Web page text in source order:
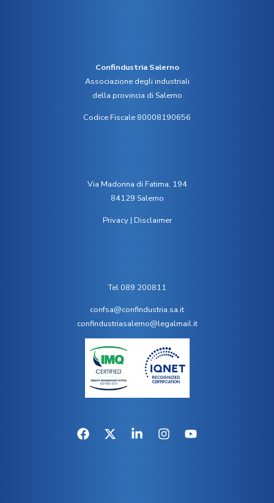
Confindustria Salerno
Associazione degli industriali
della provincia di Salerno
Codice Fiscale 80008190656
Via Madonna di Fatima, 194
84129 Salerno
Privacy| Disclaimer
Tel 089 200811
confsa@confindustria.sa.it
confindustriasalerno@legalmail.it